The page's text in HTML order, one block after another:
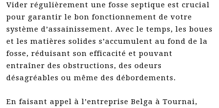
Vider régulièrement une fosse septique est crucial
pour garantir le bon fonctionnement de votre
système d’assainissement. Avec le temps, les boues
et les matières solides s’accumulent au fond de la
fosse, réduisant son efficacité et pouvant
entraîner des obstructions, des odeurs
désagréables ou même des débordements.
En faisant appel à l’entreprise Belga à Tournai,